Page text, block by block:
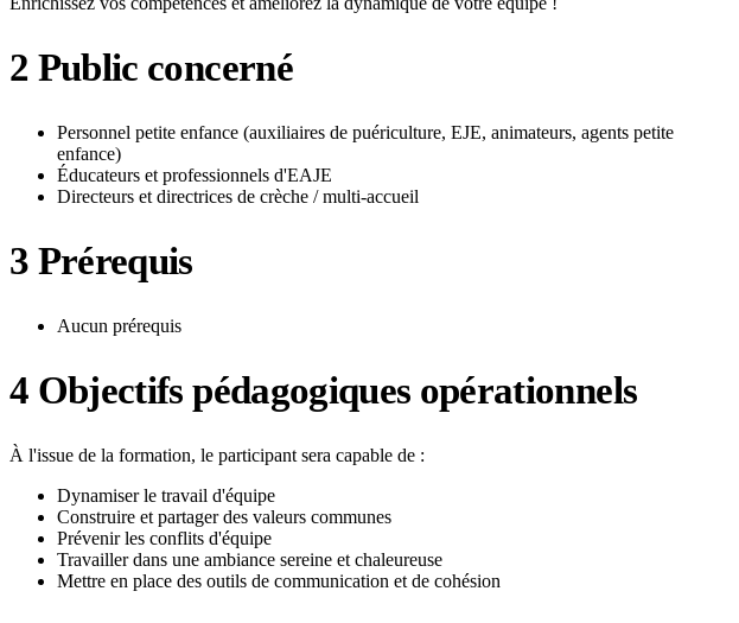
2 Public concerné
Personnel petite enfance (auxiliaires de puériculture, EJE, animateurs, agents petite
enfance)
Éducateurs et professionnels d'EAJE
Directeurs et directrices de crèche / multi-accueil
3 Prérequis
Aucun prérequis
4 Objectifs pédagogiques opérationnels
À l'issue de la formation, le participant sera capable de :
Dynamiser le travail d'équipe
Construire et partager des valeurs communes
Prévenir les conflits d'équipe
Travailler dans une ambiance sereine et chaleureuse
Mettre en place des outils de communication et de cohésion